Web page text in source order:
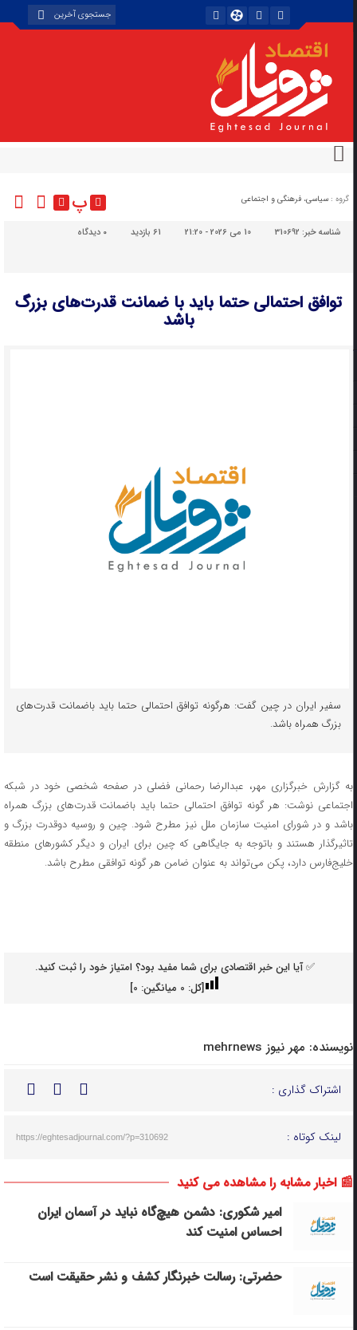
گروه : سیاسی، فرهنگی و اجتماعی پ
شناسه خبر:310692 10 می 2026 - 21:20 61 بازدید دیدگاه
توافق احتمالی حتما باید با ضمانت قدرت‌های بزرگ
باشد
سفیر ایران در چین گفت: هرگونه توافق احتمالی حتما باید باضمانت قدرت‌های
بزرگ همراه باشد.
‏به گزارش خبرگزاری مهر، عبدالرضا رحمانی فضلی در صفحه شخصی خود در شبکه
اجتماعی نوشت: هر گونه توافق احتمالی حتما باید باضمانت قدرت‌های بزرگ همراه
باشد و در شورای امنیت سازمان ملل نیز مطرح شود. چین و روسیه دوقدرت بزرگ و
تاثیرگذار هستند و باتوجه به جایگاهی که چین برای ایران و دیگر کشورهای منطقه
خلیج‌فارس دارد، پکن می‌تواند به عنوان ضامن هر گونه توافقی مطرح باشد.
✅ آیا این خبر اقتصادی برای شما مفید بود؟ امتیاز خود را ثبت کنید.
[کل: 0میانگین: 0
]
نویسنده: مهر نیوز mehrnews
اشتراک گذاری :
لینک کوتاه : https://eghtesadjournal.com/?p=310692
📰 اخبار مشابه را مشاهده می کنید
امیر شکوری: دشمن هیچ‌گاه نباید در آسمان ایران
احساس امنیت کند
حضرتی: رسالت خبرنگار کشف و نشر حقیقت است